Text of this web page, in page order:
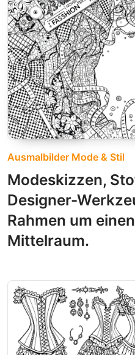
Ausmalbilder Mode & Stil
Modeskizzen,
Designer-
Rahmen um
Mittelraum.